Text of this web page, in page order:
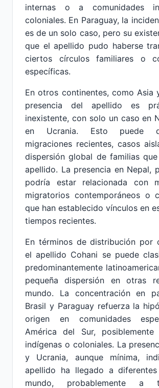
internas o a comunidades
coloniales. En Paraguay, la
es de un solo caso, pero su
que el apellido pudo haberse
ciertos círculos familiares o
específicas.
En otros continentes, como Asia
presencia del apellido es
inexistente, con solo un caso en
en Ucrania. Esto puede
migraciones recientes, casos
dispersión global de familias
apellido. La presencia en Nepal,
podría estar relacionada con
migratorios contemporáneos o
que han establecido vínculos en
tiempos recientes.
En términos de distribución por
el apellido Cohani se puede
predominantemente
pequeña dispersión en otras
mundo. La concentración en
Brasil y Paraguay refuerza la
origen en comunidades
América del Sur,
indígenas o coloniales. La
y Ucrania, aunque mínima,
apellido ha llegado a
mundo, probablemente a